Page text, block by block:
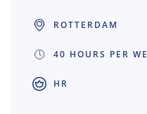
ROTTERDAM
40 HOURS PER
HR